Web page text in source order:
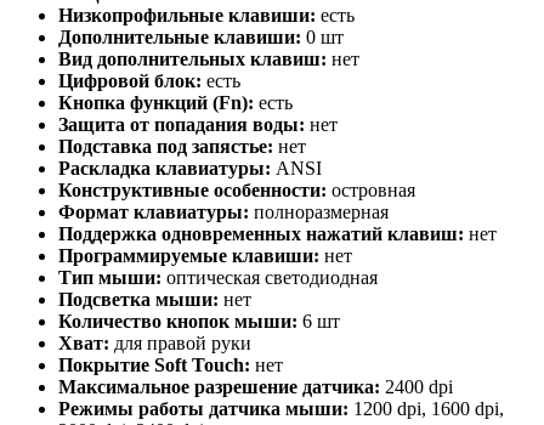
Низкопрофильные клавиши: есть
Дополнительные клавиши: 0 шт
Вид дополнительных клавиш: нет
Цифровой блок: есть
Кнопка функций (Fn): есть
Защита от попадания воды: нет
Подставка под запястье: нет
Раскладка клавиатуры: ANSI
Конструктивные особенности: островная
Формат клавиатуры: полноразмерная
Поддержка одновременных нажатий клавиш: нет
Программируемые клавиши: нет
Тип мыши: оптическая светодиодная
Подсветка мыши: нет
Количество кнопок мыши: 6 шт
Хват: для правой руки
Покрытие Soft Touch: нет
Максимальное разрешение датчика: 2400 dpi
Режимы работы датчика мыши: 1200 dpi, 1600 dpi,